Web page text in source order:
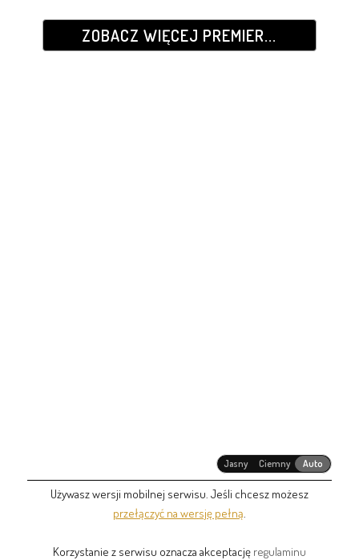
ZOBACZ WIĘCEJ PREMIER...
Jasny Ciemny Auto
Używasz wersji mobilnej serwisu. Jeśli chcesz możesz
przełączyć na wersję pełną
Korzystanie z serwisu oznacza akceptację regulaminu